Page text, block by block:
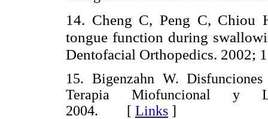
14. Cheng C, Peng C, Chiou
tongue function during
Dentofacial Orthopedics. 2002;
15. Bigenzahn W.
Terapia Miofuncional y
2004. [ Links ]